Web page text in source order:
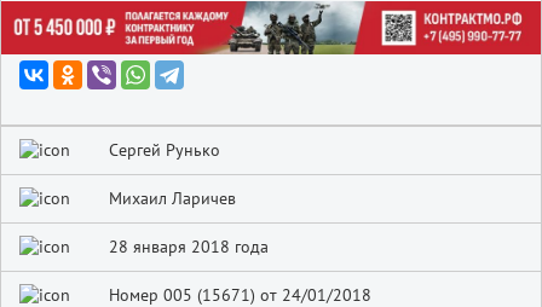
Сергей Рунько
Михаил Ларичев
28 января 2018 года
Номер 005 (15671) от 24/01/2018